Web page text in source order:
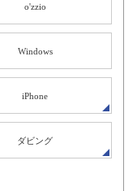
o'zzio
Windows
iPhone
ダビング